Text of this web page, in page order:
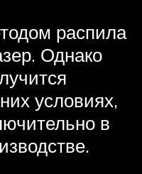
распила
Однако
условиях,
в